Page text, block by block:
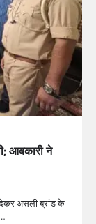
आबकारी ने
असली ब्रांड के